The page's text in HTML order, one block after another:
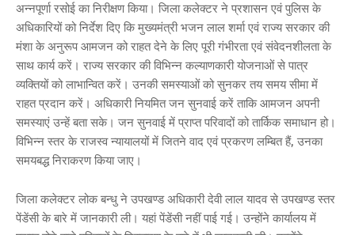
अन्नपूर्णा रसोई का निरीक्षण किया। जिला कलेक्टर ने प्रशासन एवं पुलिस के
अधिकारियों को निर्देश दिए कि मुख्यमंत्री भजन लाल शर्मा एवं राज्य सरकार की
मंशा के अनुरूप आमजन को राहत देने के लिए पूरी गंभीरता एवं संवेदनशीलता के
साथ कार्य करें। राज्य सरकार की विभिन्न कल्याणकारी योजनाओं से पात्र
व्यक्तियों को लाभान्वित करें। उनकी समस्याओं को सुनकर तय समय सीमा में
राहत प्रदान करें। अधिकारी नियमित जन सुनवाई करें ताकि आमजन अपनी
समस्याएं उन्हें बता सके। जन सुनवाई में प्राप्त परिवादों को तार्किक समाधान हो।
विभिन्न स्तर के राजस्व न्यायालयों में जितने वाद एवं प्रकरण लम्बित हैं, उनका
समयबद्ध निराकरण किया जाए।
जिला कलेक्टर लोक बन्धु ने उपखण्ड अधिकारी देवी लाल यादव से उपखण्ड स्तर
पेंडेंसी के बारे में जानकारी ली। यहां पेंडेंसी नहीं पाई गई। उन्होंने कार्यालय में